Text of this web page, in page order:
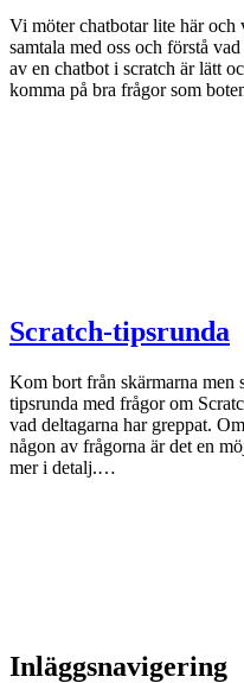
Vi möter chatbotar lite här och
samtala med oss och förstå
av en chatbot i scratch är lätt
komma på bra frågor som
Scratch-tipsrunda
Kom bort från skärmarna men
tipsrunda med frågor om
vad deltagarna har greppat.
någon av frågorna är det en
mer i detalj.…
Inläggsnavigering